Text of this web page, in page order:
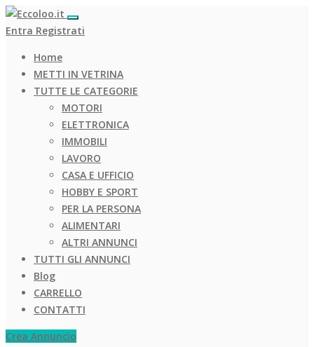
Entra Registrati
Home
METTI IN VETRINA
TUTTE LE CATEGORIE
MOTORI
ELETTRONICA
IMMOBILI
LAVORO
CASA E UFFICIO
HOBBY E SPORT
PER LA PERSONA
ALIMENTARI
ALTRI ANNUNCI
TUTTI GLI ANNUNCI
Blog
CARRELLO
CONTATTI
Crea Annuncio